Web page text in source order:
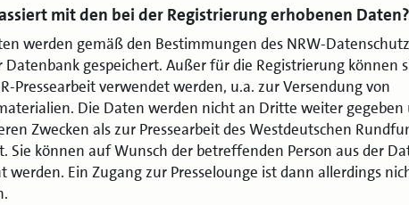
mit den bei der Registrierung erhobenen Daten?
werden gemäß den Bestimmungen des NRW-
Datenbank gespeichert. Außer für die Registrierung können
Pressearbeit verwendet werden, u.a. zur Versendung von
Die Daten werden nicht an Dritte weiter
Zwecken als zur Pressearbeit des Westdeutschen
Sie können auf Wunsch der betreffenden Person aus der
werden. Ein Zugang zur Presselounge ist dann allerdings